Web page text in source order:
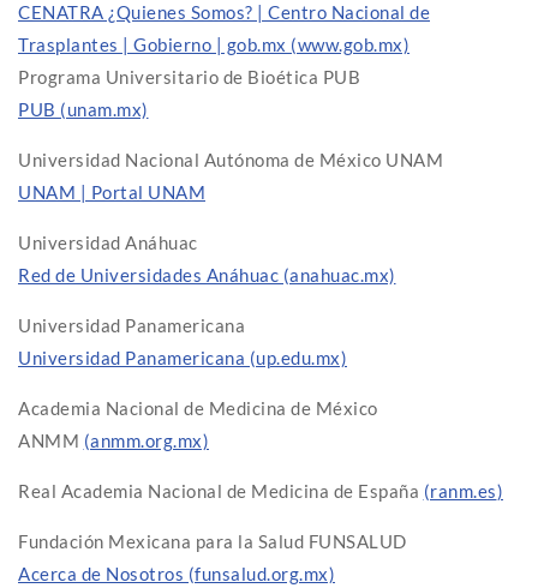
CENATRA ¿Quienes Somos? | Centro Nacional de
Trasplantes | Gobierno | gob.mx (www.gob.mx)
Programa Universitario de Bioética PUB
PUB (unam.mx)
Universidad Nacional Autónoma de México UNAM
UNAM | Portal UNAM
Universidad Anáhuac
Red de Universidades Anáhuac (anahuac.mx)
Universidad Panamericana
Universidad Panamericana (up.edu.mx)
Academia Nacional de Medicina de México
ANMM (anmm.org.mx)
Real Academia Nacional de Medicina de España (ranm.es)
Fundación Mexicana para la Salud FUNSALUD
Acerca de Nosotros (funsalud.org.mx)